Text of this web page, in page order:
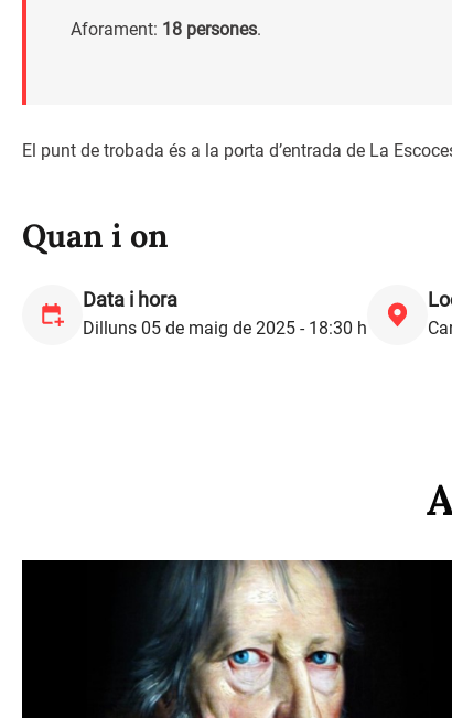
Aforament: 18 persones.
El punt de trobada és a la porta d’entrada de La
Quan i on
Data i hora
Dilluns 05 de maig de 2025 - 18:30 h